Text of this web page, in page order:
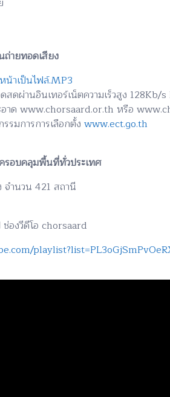
ายทอดเสียง
น้าเป็นไฟล์.MP3
ดผ่านอินเทอร์เน็ตความเร็วสูง
อาด www.chorsaard.or.th หรือ
รมการการเลือกตั้ง www.ect.go.th
รอบคลุมพื้นที่ทั่วประเทศ
จำนวน 421 สถานี
องวีดีโอ chorsaard